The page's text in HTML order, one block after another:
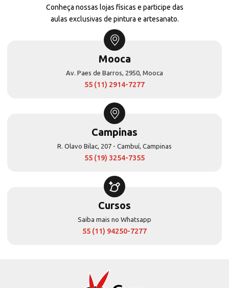
Conheça nossas lojas físicas e participe das
aulas exclusivas de pintura e artesanato.
Mooca
Av. Paes de Barros, 2950, Mooca
55 (11) 2914-7277
Campinas
R. Olavo Bilac, 207 - Cambuí, Campinas
55 (19) 3254-7355
Cursos
Saiba mais no Whatsapp
55 (11) 94250-7277